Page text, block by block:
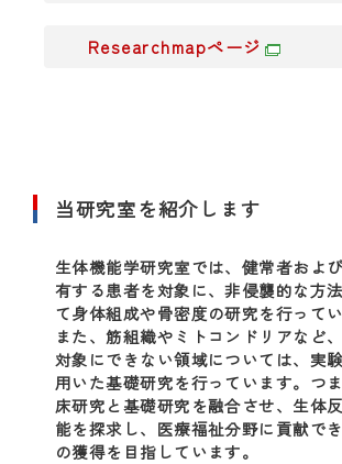
Researchmapページ
当研究室を紹介します
生体機能学研究室では、健常者およ
有する患者を対象に、非侵襲的な方
て身体組成や骨密度の研究を行ってい
また、筋組織やミトコンドリアなど
対象にできない領域については、実
用いた基礎研究を行っています。つ
床研究と基礎研究を融合させ、生体
能を探求し、医療福祉分野に貢献で
の獲得を目指しています。